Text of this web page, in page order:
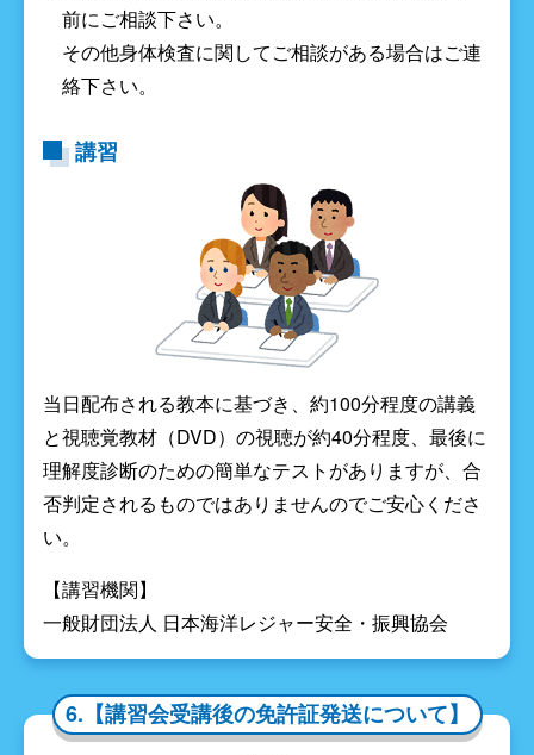
前にご相談下さい。
その他身体検査に関してご相談がある場合はご連
絡下さい。
講習
当日配布される教本に基づき、約100分程度の講義
と視聴覚教材（DVD）の視聴が約40分程度、最後に
理解度診断のための簡単なテストがありますが、合
否判定されるものではありませんのでご安心くださ
い。
【講習機関】
一般財団法人 日本海洋レジャー安全・振興協会
6.【講習会受講後の免許証発送について】